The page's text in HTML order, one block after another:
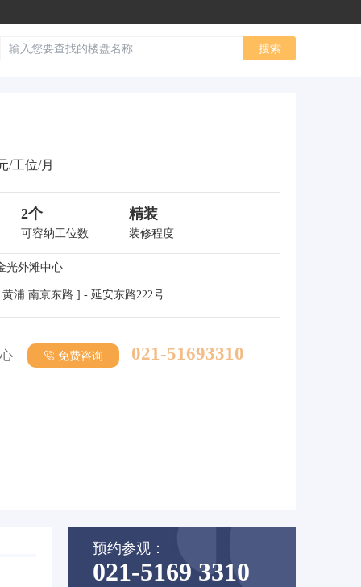
/工位/月
2个
可容纳工位数
精装
装修程度
光外滩中心
浦 南京东路 ] - 延安东路222号
免费咨询 021-51693310
预约参观：
021-5169 3310